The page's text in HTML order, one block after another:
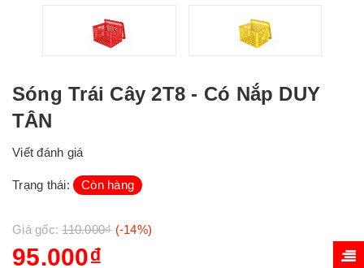
Sóng Trái Cây 2T8 - Có Nắp DUY
TÂN
Viết đánh giá
Trạng thái: Còn hàng
Giá gốc:110.000₫ (-14%)
95.000₫